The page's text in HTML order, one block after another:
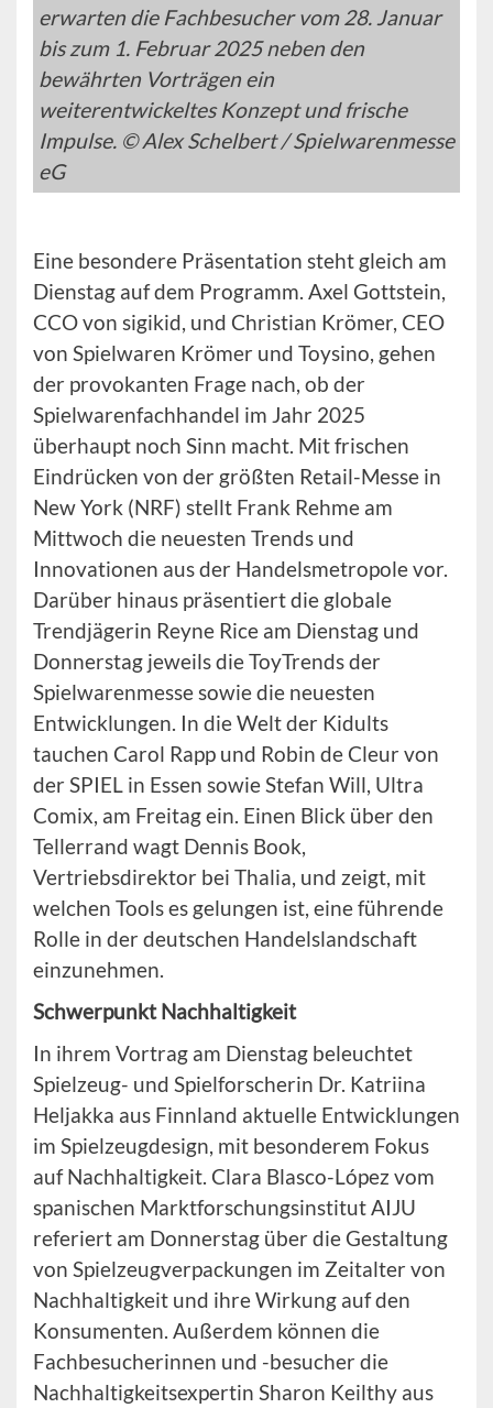
erwarten die Fachbesucher vom 28. Januar
bis zum 1. Februar 2025 neben den
bewährten Vorträgen ein
weiterentwickeltes Konzept und frische
Impulse. © Alex Schelbert / Spielwarenmesse
eG
Eine besondere Präsentation steht gleich am
Dienstag auf dem Programm. Axel Gottstein,
CCO von sigikid, und Christian Krömer, CEO
von Spielwaren Krömer und Toysino, gehen
der provokanten Frage nach, ob der
Spielwarenfachhandel im Jahr 2025
überhaupt noch Sinn macht. Mit frischen
Eindrücken von der größten Retail-Messe in
New York (NRF) stellt Frank Rehme am
Mittwoch die neuesten Trends und
Innovationen aus der Handelsmetropole vor.
Darüber hinaus präsentiert die globale
Trendjägerin Reyne Rice am Dienstag und
Donnerstag jeweils die ToyTrends der
Spielwarenmesse sowie die neuesten
Entwicklungen. In die Welt der Kidults
tauchen Carol Rapp und Robin de Cleur von
der SPIEL in Essen sowie Stefan Will, Ultra
Comix, am Freitag ein. Einen Blick über den
Tellerrand wagt Dennis Book,
Vertriebsdirektor bei Thalia, und zeigt, mit
welchen Tools es gelungen ist, eine führende
Rolle in der deutschen Handelslandschaft
einzunehmen.
Schwerpunkt Nachhaltigkeit
In ihrem Vortrag am Dienstag beleuchtet
Spielzeug- und Spielforscherin Dr. Katriina
Heljakka aus Finnland aktuelle Entwicklungen
im Spielzeugdesign, mit besonderem Fokus
auf Nachhaltigkeit. Clara Blasco-López vom
spanischen Marktforschungsinstitut AIJU
referiert am Donnerstag über die Gestaltung
von Spielzeugverpackungen im Zeitalter von
Nachhaltigkeit und ihre Wirkung auf den
Konsumenten. Außerdem können die
Fachbesucherinnen und -besucher die
Nachhaltigkeitsexpertin Sharon Keilthy aus